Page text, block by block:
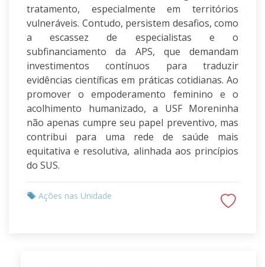
tratamento, especialmente em territórios
vulneráveis. Contudo, persistem desafios, como
a escassez de especialistas e o
subfinanciamento da APS, que demandam
investimentos contínuos para traduzir
evidências científicas em práticas cotidianas. Ao
promover o empoderamento feminino e o
acolhimento humanizado, a USF Moreninha
não apenas cumpre seu papel preventivo, mas
contribui para uma rede de saúde mais
equitativa e resolutiva, alinhada aos princípios
do SUS.
Ações nas Unidade